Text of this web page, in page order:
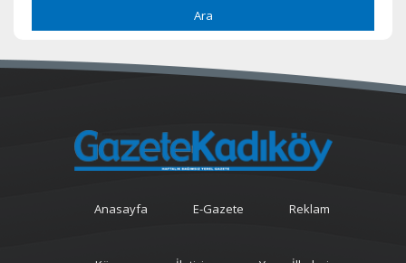
Ara
Anasayfa E-Gazete Reklam